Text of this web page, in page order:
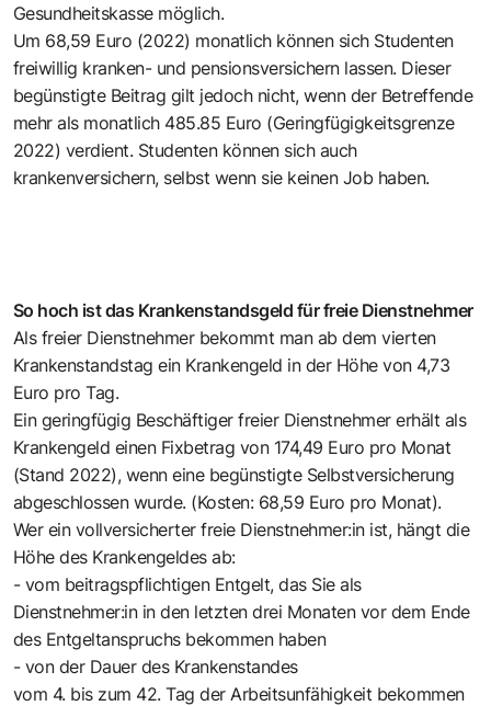
Gesundheitskasse möglich.
Um 68,59 Euro (2022) monatlich können sich Studenten
freiwillig kranken- und pensionsversichern lassen. Dieser
begünstigte Beitrag gilt jedoch nicht, wenn der Betreffende
mehr als monatlich 485.85 Euro (Geringfügigkeitsgrenze
2022) verdient. Studenten können sich auch
krankenversichern, selbst wenn sie keinen Job haben.
So hoch ist das Krankenstandsgeld für freie Dienstnehmer
Als freier Dienstnehmer bekommt man ab dem vierten
Krankenstandstag ein Krankengeld in der Höhe von 4,73
Euro pro Tag.
Ein geringfügig Beschäftiger freier Dienstnehmer erhält als
Krankengeld einen Fixbetrag von 174,49 Euro pro Monat
(Stand 2022), wenn eine begünstigte Selbstversicherung
abgeschlossen wurde. (Kosten: 68,59 Euro pro Monat).
Wer ein vollversicherter freie Dienstnehmer:in ist, hängt die
Höhe des Krankengeldes ab:
- vom beitragspflichtigen Entgelt, das Sie als
Dienstnehmer:in in den letzten drei Monaten vor dem Ende
des Ent­gelt­an­spruchs bekommen haben
- von der Dauer des Krankenstandes
vom 4. bis zum 42. Tag der Arbeitsunfähigkeit bekommen